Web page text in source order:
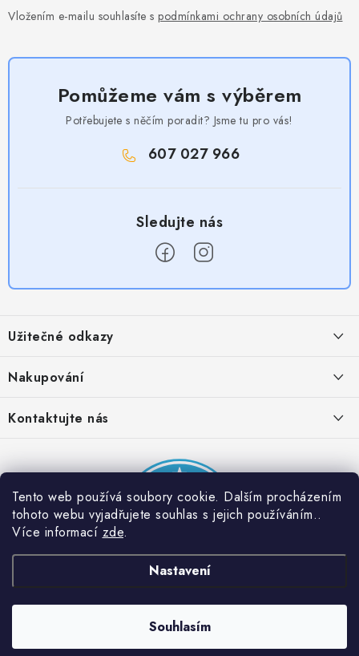
Tento web používá soubory cookie. Dalším procházením
tohoto webu vyjadřujete souhlas s jejich používáním..
Více informací zde.
Nastavení
Souhlasím
Vložením e-mailu souhlasíte s podmínkami ochrany osobních údajů
Pomůžeme vám s výběrem
Potřebujete s něčím poradit? Jsme tu pro vás!
607 027 966
p
a
Užitečné odkazy
Obchodní podmínky
Provizní systém
Partner stránek: Super plecháček
Nakupování
Časté otázky
Podmínky akce 2 + 1 zdarma
Kontaktujte nás
Dobrý triko. Všechna práva vyhrazena.